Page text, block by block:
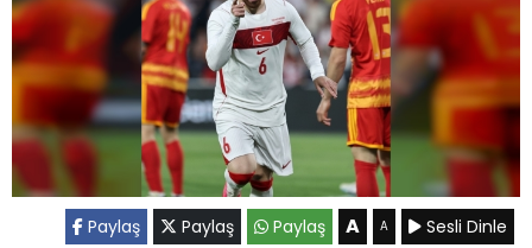
Paylaş Paylaş Paylaş A A Sesli Dinle